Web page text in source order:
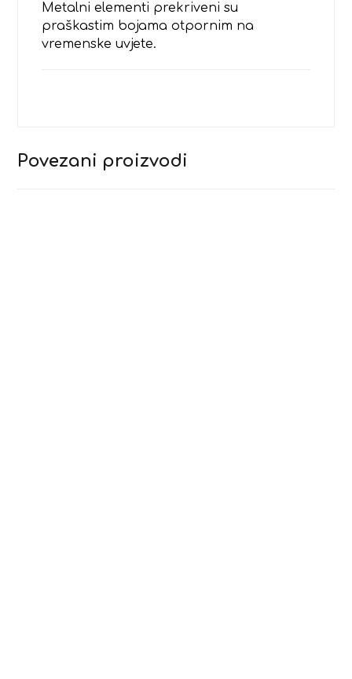
Metalni elementi prekriveni su
praškastim bojama otpornim na
vremenske uvjete.
Povezani proizvodi